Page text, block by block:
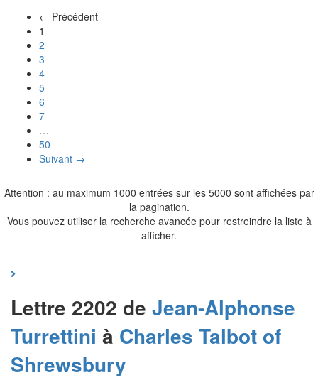
← Précédent
1
2
3
4
5
6
7
…
50
Suivant →
Attention : au maximum 1000 entrées sur les 5000 sont affichées par
la pagination.
Vous pouvez utiliser la recherche avancée pour restreindre la liste à
afficher.
Lettre 2202 de Jean-Alphonse
Turrettini à Charles Talbot of
Shrewsbury